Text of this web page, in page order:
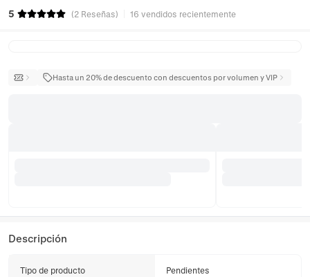
5 (2 Reseñas) 16 vendidos recientemente
Hasta un 20% de descuento con descuentos por volumen y VIP
Descripción
Tipo de producto Pendientes